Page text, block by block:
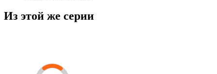
Из этой же серии